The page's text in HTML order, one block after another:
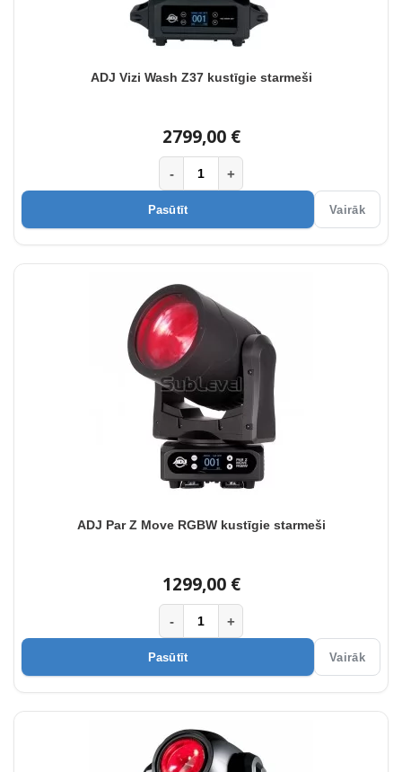
ADJ Vizi Wash Z37 kustīgie starmeši
2799,00 €
- +
Pasūtīt Vairāk
ADJ Par Z Move RGBW kustīgie starmeši
1299,00 €
- +
Pasūtīt Vairāk